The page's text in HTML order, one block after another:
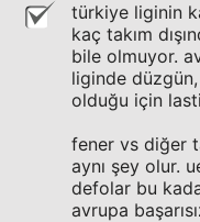
türkiye liginin
kaç takım
bile olmuyor.
liginde
olduğu için
fener vs diğer
aynı şey olur.
defolar bu
avrupa